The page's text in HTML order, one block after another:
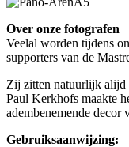
Over onze fotografen
Veelal worden tijdens
supporters van de
Zij zitten natuurlijk alijd
Paul Kerkhofs maakte
adembenemende decor
Gebruiksaanwijzing: